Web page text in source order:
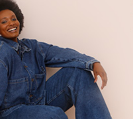
da largura?